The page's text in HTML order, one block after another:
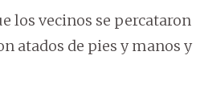
los vecinos se percataron
atados de pies y manos y